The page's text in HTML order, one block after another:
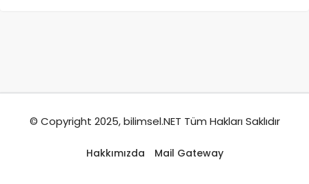
© Copyright 2025, bilimsel.NET Tüm Hakları Saklıdır
Hakkımızda Mail Gateway